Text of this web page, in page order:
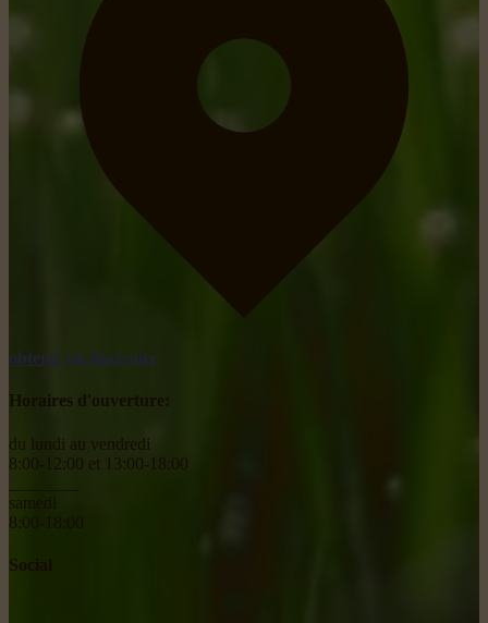
obtenir un itinéraire
Horaires d'ouverture:
du lundi au vendredi
8:00-12:00 et 13:00-18:00
samedi
8:00-18:00
Social